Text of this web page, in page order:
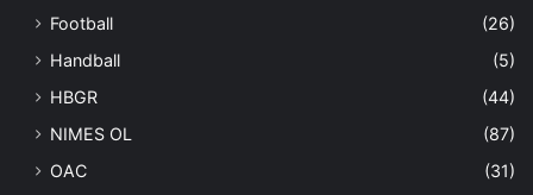
Football
(26)
Handball
(5)
HBGR
(44)
NIMES OL
(87)
OAC
(31)